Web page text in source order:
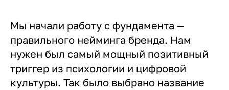
Мы начали работу с фундамента —
правильного нейминга бренда. Нам
нужен был самый мощный позитивный
триггер из психологии и цифровой
культуры. Так было выбрано название